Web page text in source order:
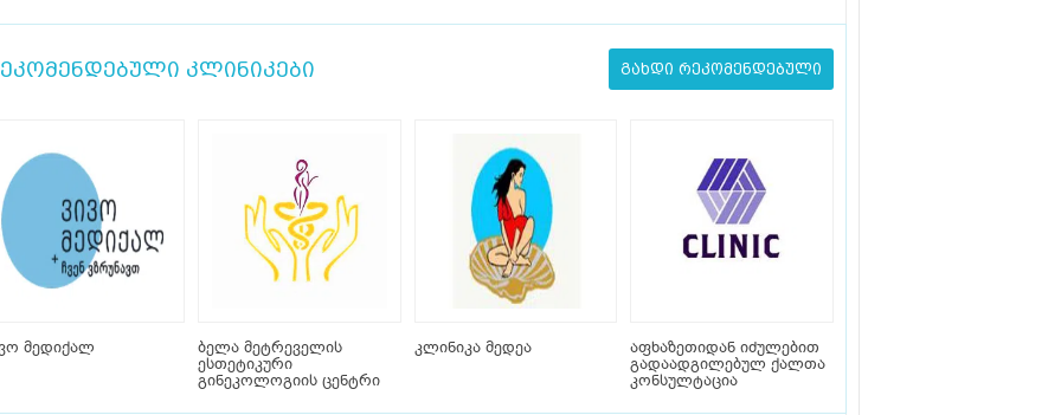
კლინიკები გახდი რეკომენდებული
მედიქალ
ბელა მეტრეველის
ესთეტიკური
გინეკოლოგიის ცენტრი
კლინიკა მედეა
აფხაზეთიდან იძულებით
გადაადგილებულ ქალთა
კონსულტაცია